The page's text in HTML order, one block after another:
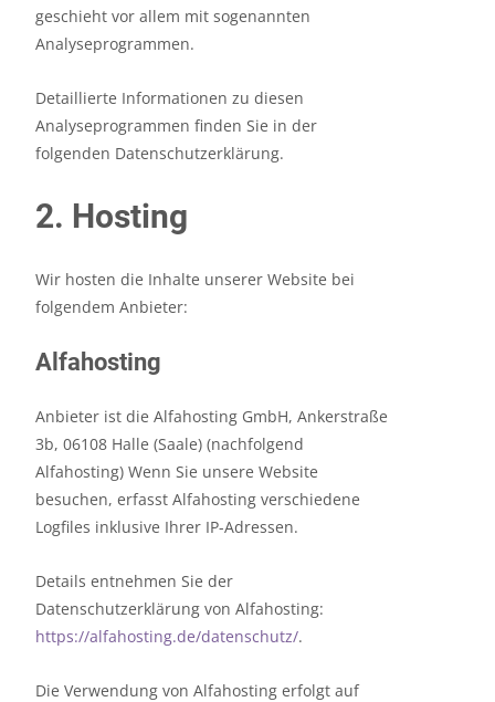
geschieht vor allem mit sogenannten
Analyseprogrammen.
Detaillierte Informationen zu diesen
Analyseprogrammen finden Sie in der
folgenden Datenschutzerklärung.
2. Hosting
Wir hosten die Inhalte unserer Website bei
folgendem Anbieter:
Alfahosting
Anbieter ist die Alfahosting GmbH, Ankerstraße
3b, 06108 Halle (Saale) (nachfolgend
Alfahosting) Wenn Sie unsere Website
besuchen, erfasst Alfahosting verschiedene
Logfiles inklusive Ihrer IP-Adressen.
Details entnehmen Sie der
Datenschutzerklärung von Alfahosting:
https://alfahosting.de/datenschutz/.
Die Verwendung von Alfahosting erfolgt auf